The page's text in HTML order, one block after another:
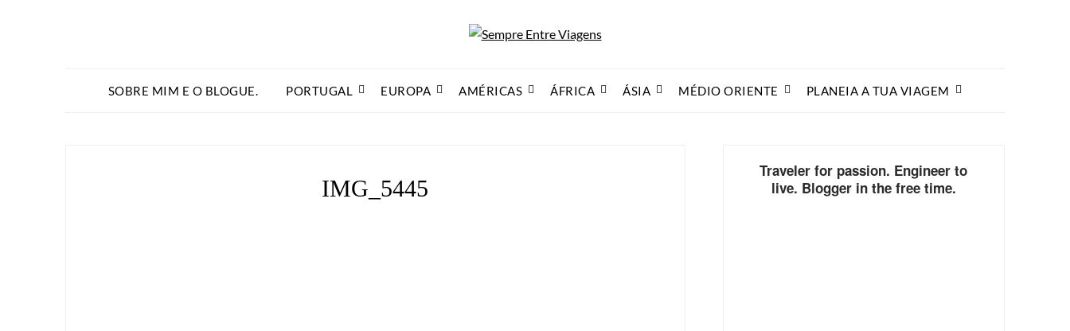
SOBRE MIM E O BLOGUE. PORTUGAL EUROPA AMÉRICAS ÁFRICA ÁSIA MÉDIO ORIENTE PLANEIA A TUA VIAGEM
IMG_5445
Traveler for passion. Engineer to
live. Blogger in the free time.